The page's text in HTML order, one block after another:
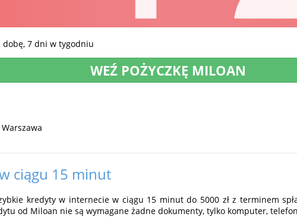
dobę, 7 dni w tygodniu
WEŹ POŻYCZKĘ MILOAN
ciągu 15 minut
kredyty w internecie w ciągu 15 minut do 5000 zł z terminem
od Miloan nie są wymagane żadne dokumenty, tylko komputer,